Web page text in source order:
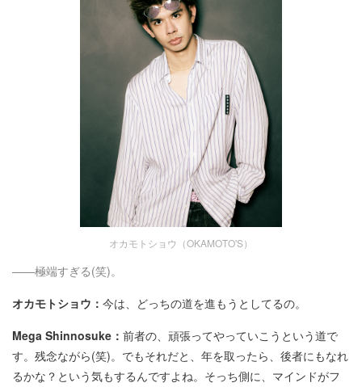
オカモトショウ（OKAMOTO'S）
――極端すぎる(笑)。
オカモトショウ： 今は、どっちの道を進もうとしてるの。
Mega Shinnosuke： 前者の、頑張ってやっていこうという道で
す。残念ながら(笑)。でもそれだと、年を取ったら、後者にもなれ
るかな？という気もするんですよね。そっち側に、マインドがフ